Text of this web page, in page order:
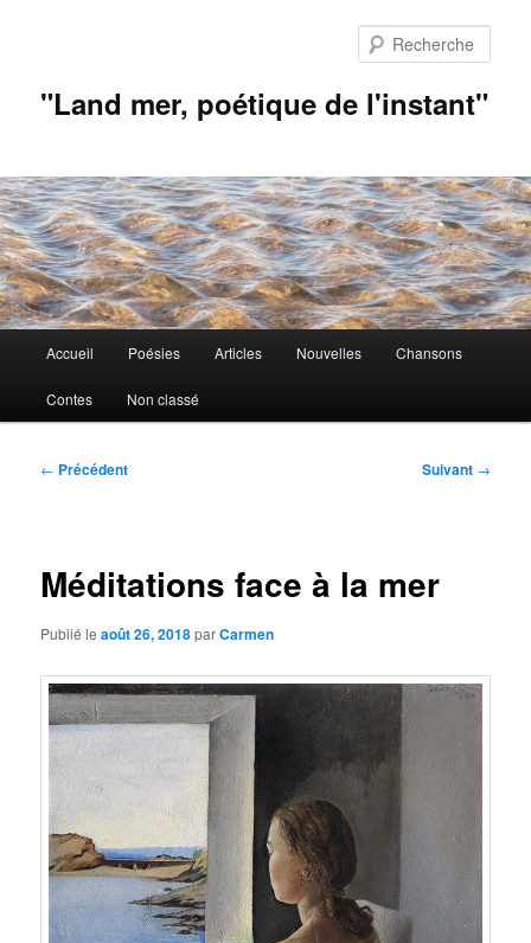
"Land mer, poétique de l'instant"
principal
Accueil Poésies Articles Nouvelles Chansons
Contes Non classé
Navigation
← Précédent Suivant →
Méditations face à la mer
Publié leaoût 26, 2018parCarmen